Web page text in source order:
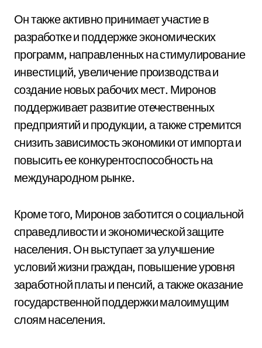
Он также активно принимает участие в
разработке и поддержке экономических
программ, направленных на стимулирование
инвестиций, увеличение производства и
создание новых рабочих мест. Миронов
поддерживает развитие отечественных
предприятий и продукции, а также стремится
снизить зависимость экономики от импорта и
повысить ее конкурентоспособность на
международном рынке.
Кроме того, Миронов заботится о социальной
справедливости и экономической защите
населения. Он выступает за улучшение
условий жизни граждан, повышение уровня
заработной платы и пенсий, а также оказание
государственной поддержки малоимущим
слоям населения.